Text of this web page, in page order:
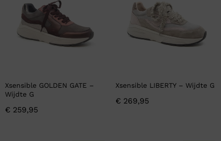
Xsensible GOLDEN GATE –
Wijdte G
€ 259,95
Xsensible LIBERTY – Wijdte G
€ 269,95